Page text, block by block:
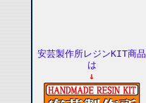
安芸製作所レジンKIT商品
は
↓